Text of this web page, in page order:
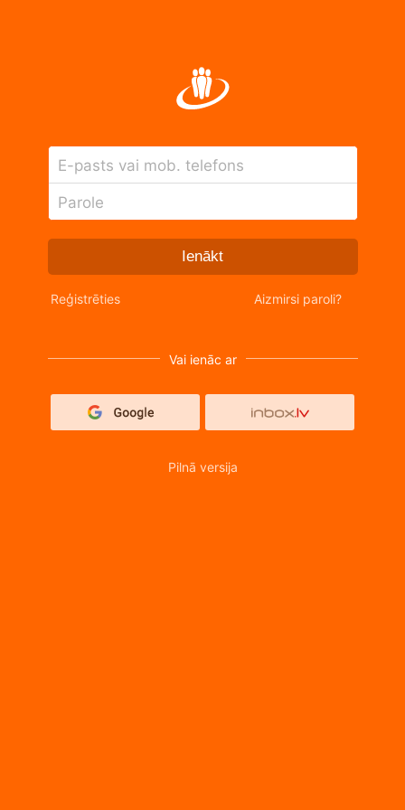
E-pasts vai mob. telefons
Parole
Ienākt
Reģistrēties Aizmirsi paroli?
Vai ienāc ar
Pilnā versija